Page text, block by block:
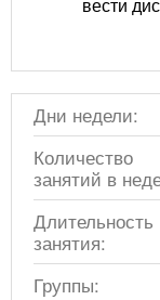
вести
Дни недели:
Количество
занятий в
Длительность
занятия:
Группы: